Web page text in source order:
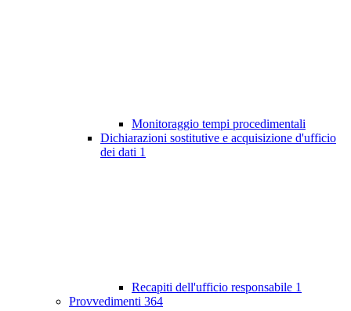
Monitoraggio tempi procedimentali
Dichiarazioni sostitutive e acquisizione d'ufficio
dei dati 1
Recapiti dell'ufficio responsabile 1
Provvedimenti 364